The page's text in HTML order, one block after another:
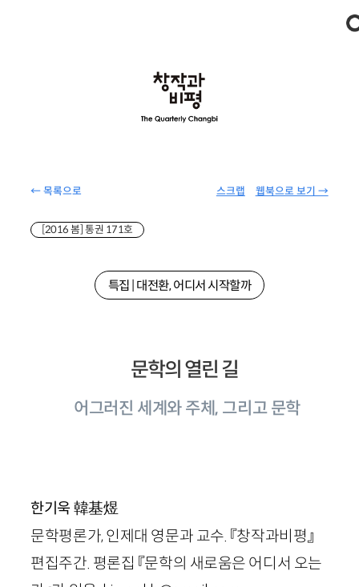
← 목록으로 웹북으로 보기 →
스크랩
[2016 봄] 통권 171호
특집 | 대전환, 어디서 시작할까
문학의 열린 길
어그러진 세계와 주체, 그리고 문학
한기욱韓基煜
문학평론가, 인제대 영문과 교수. 『창작과비평』
편집주간. 평론집 『문학의 새로움은 어디서 오는